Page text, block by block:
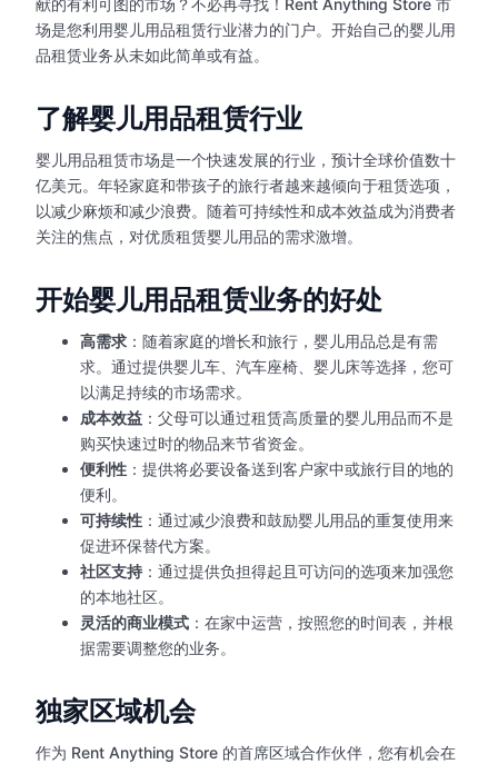
献的有利可图的市场？不必再寻找！Rent Anything Store 市
场是您利用婴儿用品租赁行业潜力的门户。开始自己的婴儿用
品租赁业务从未如此简单或有益。
了解婴儿用品租赁行业
婴儿用品租赁市场是一个快速发展的行业，预计全球价值数十
亿美元。年轻家庭和带孩子的旅行者越来越倾向于租赁选项，
以减少麻烦和减少浪费。随着可持续性和成本效益成为消费者
关注的焦点，对优质租赁婴儿用品的需求激增。
开始婴儿用品租赁业务的好处
高需求 ：随着家庭的增长和旅行，婴儿用品总是有需
求。通过提供婴儿车、汽车座椅、婴儿床等选择，您可
以满足持续的市场需求。
成本效益 ：父母可以通过租赁高质量的婴儿用品而不是
购买快速过时的物品来节省资金。
便利性 ：提供将必要设备送到客户家中或旅行目的地的
便利。
可持续性 ：通过减少浪费和鼓励婴儿用品的重复使用来
促进环保替代方案。
社区支持 ：通过提供负担得起且可访问的选项来加强您
的本地社区。
灵活的商业模式 ：在家中运营，按照您的时间表，并根
据需要调整您的业务。
独家区域机会
作为 Rent Anything Store 的首席区域合作伙伴，您有机会在